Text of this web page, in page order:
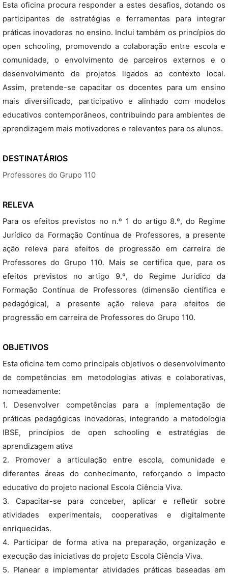
Esta oficina procura responder a estes desafios, dotando os
participantes de estratégias e ferramentas para integrar
práticas inovadoras no ensino. Inclui também os princípios do
open schooling, promovendo a colaboração entre escola e
comunidade, o envolvimento de parceiros externos e o
desenvolvimento de projetos ligados ao contexto local.
Assim, pretende-se capacitar os docentes para um ensino
mais diversificado, participativo e alinhado com modelos
educativos contemporâneos, contribuindo para ambientes de
aprendizagem mais motivadores e relevantes para os alunos.
DESTINATÁRIOS
Professores do Grupo 110
RELEVA
Para os efeitos previstos no n.º 1 do artigo 8.º, do Regime
Jurídico da Formação Contínua de Professores, a presente
ação releva para efeitos de progressão em carreira de
Professores do Grupo 110. Mais se certifica que, para os
efeitos previstos no artigo 9.º, do Regime Jurídico da
Formação Contínua de Professores (dimensão científica e
pedagógica), a presente ação releva para efeitos de
progressão em carreira de Professores do Grupo 110.
OBJETIVOS
Esta oficina tem como principais objetivos o desenvolvimento
de competências em metodologias ativas e colaborativas,
nomeadamente:
1. Desenvolver competências para a implementação de
práticas pedagógicas inovadoras, integrando a metodologia
IBSE, princípios de open schooling e estratégias de
aprendizagem ativa
2. Promover a articulação entre escola, comunidade e
diferentes áreas do conhecimento, reforçando o impacto
educativo do projeto nacional Escola Ciência Viva.
3. Capacitar-se para conceber, aplicar e refletir sobre
atividades experimentais, cooperativas e digitalmente
enriquecidas.
4. Participar de forma ativa na preparação, organização e
execução das iniciativas do projeto Escola Ciência Viva.
5. Planear e implementar atividades práticas baseadas em